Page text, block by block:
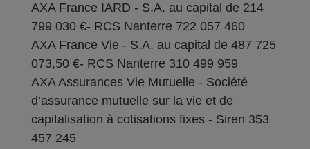
AXA France IARD - S.A. au capital de 214
799 030 €- RCS Nanterre 722 057 460
AXA France Vie - S.A. au capital de 487 725
073,50 €- RCS Nanterre 310 499 959
AXA Assurances Vie Mutuelle - Société
d’assurance mutuelle sur la vie et de
capitalisation à cotisations fixes - Siren 353
457 245